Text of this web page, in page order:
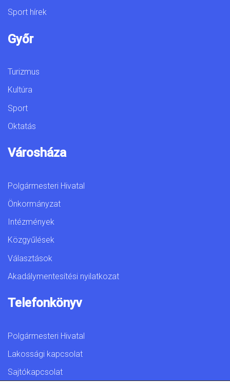
Sport hírek
Győr
Turizmus
Kultúra
Sport
Oktatás
Városháza
Polgármesteri Hivatal
Önkormányzat
Intézmények
Közgyűlések
Választások
Akadálymentesítési nyilatkozat
Telefonkönyv
Polgármesteri Hivatal
Lakossági kapcsolat
Sajtókapcsolat